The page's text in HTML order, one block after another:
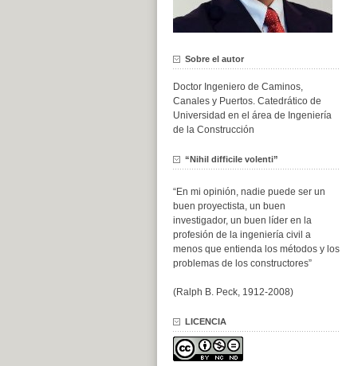
Sobre el autor
Doctor Ingeniero de Caminos,
Canales y Puertos. Catedrático de
Universidad en el área de Ingeniería
de la Construcción
“Nihil difficile volenti”
“En mi opinión, nadie puede ser un
buen proyectista, un buen
investigador, un buen líder en la
profesión de la ingeniería civil a
menos que entienda los métodos y los
problemas de los constructores”
(Ralph B. Peck, 1912-2008)
LICENCIA